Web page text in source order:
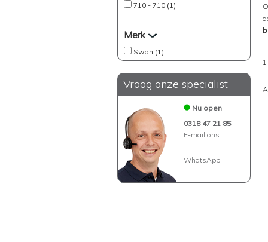
710 - 710 (1)
Merk
Swan (1)
Vraag onze specialist
Nu open
0318 47 21 85
E-mail ons
WhatsApp